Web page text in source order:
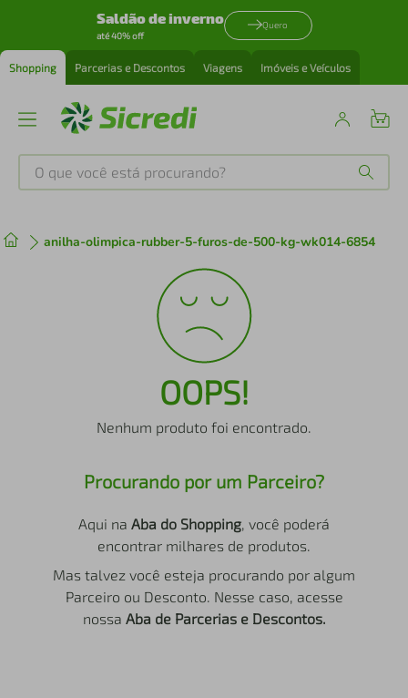
Saldão de inverno
até 40% off
Quero
Shopping Parcerias e Descontos Viagens Imóveis e Veículos
O que você está procurando?
anilha-olimpica-rubber-5-furos-de-500-kg-wk014-6854
OOPS!
Nenhum produto foi encontrado.
Procurando por um Parceiro?
Aqui na Aba do Shopping, você poderá
encontrar milhares de produtos.
Mas talvez você esteja procurando por algum
Parceiro ou Desconto. Nesse caso, acesse
nossa Aba de Parcerias e Descontos.